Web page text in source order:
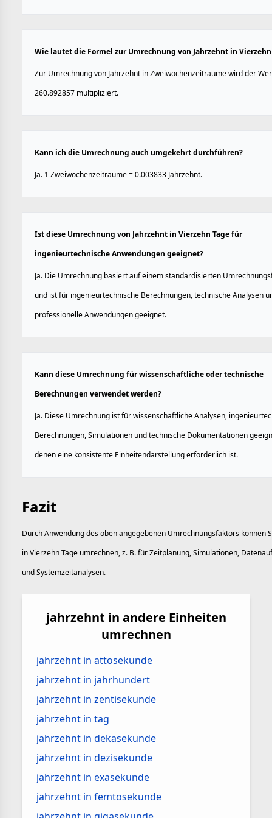
Wie lautet die Formel zur Umrechnung von Jahrzehnt in Vierzehn
Zur Umrechnung von Jahrzehnt in Zweiwochenzeiträume wird der
260.892857 multipliziert.
Kann ich die Umrechnung auch umgekehrt durchführen?
Ja. 1 Zweiwochenzeiträume = 0.003833 Jahrzehnt.
Ist diese Umrechnung von Jahrzehnt in Vierzehn Tage für
ingenieurtechnische Anwendungen geeignet?
Ja. Die Umrechnung basiert auf einem standardisierten
und ist für ingenieurtechnische Berechnungen, technische Analysen
professionelle Anwendungen geeignet.
Kann diese Umrechnung für wissenschaftliche oder technische
Berechnungen verwendet werden?
Ja. Diese Umrechnung ist für wissenschaftliche Analysen,
Berechnungen, Simulationen und technische Dokumentationen
denen eine konsistente Einheitendarstellung erforderlich ist.
Fazit
Durch Anwendung des oben angegebenen Umrechnungsfaktors können
in Vierzehn Tage umrechnen, z. B. für Zeitplanung, Simulationen,
und Systemzeitanalysen.
jahrzehnt in andere Einheiten
umrechnen
jahrzehnt in attosekunde
jahrzehnt in jahrhundert
jahrzehnt in zentisekunde
jahrzehnt in tag
jahrzehnt in dekasekunde
jahrzehnt in dezisekunde
jahrzehnt in exasekunde
jahrzehnt in femtosekunde